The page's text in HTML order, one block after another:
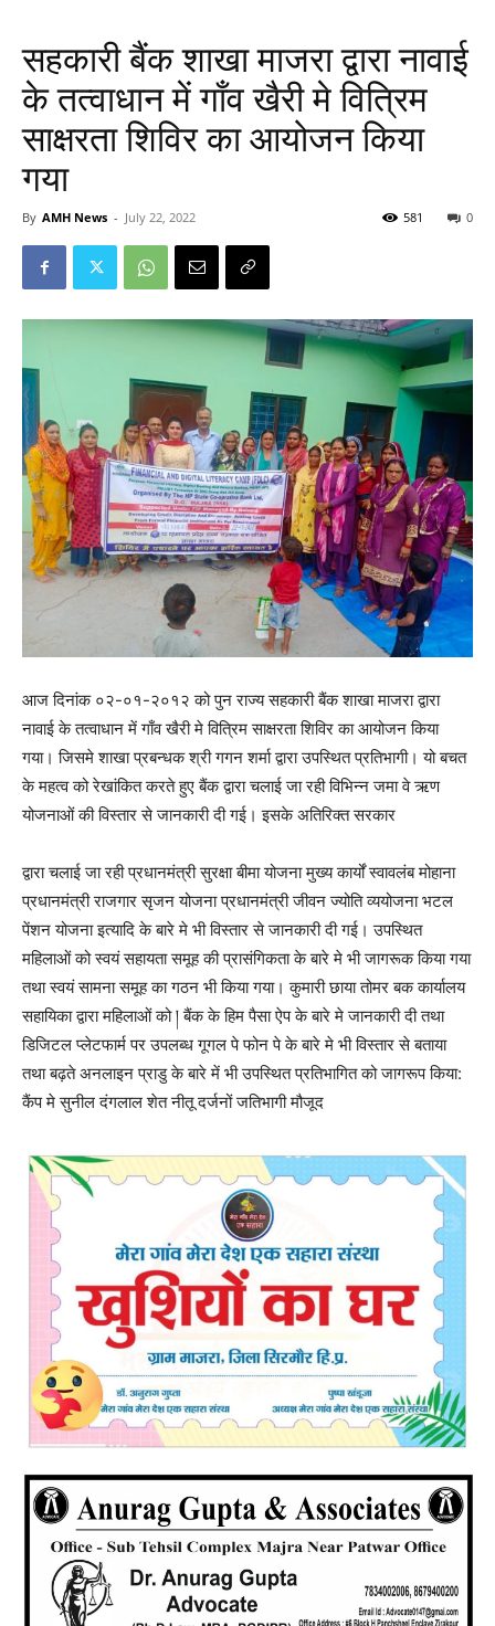
सहकारी बैंक शाखा माजरा द्वारा नावाई
के तत्वाधान में गाँव खैरी मे वित्रिम
साक्षरता शिविर का आयोजन किया
गया
By AMH News - July 22, 2022 0
581
आज दिनांक ०२-०१-२०१२ को पुन राज्य सहकारी बैंक शाखा माजरा द्वारा
नावाई के तत्वाधान में गाँव खैरी मे वित्रिम साक्षरता शिविर का आयोजन किया
गया। जिसमे शाखा प्रबन्धक श्री गगन शर्मा द्वारा उपस्थित प्रतिभागी। यो बचत
के महत्व को रेखांकित करते हुए बैंक द्वारा चलाई जा रही विभिन्न जमा वे ऋण
योजनाओं की विस्तार से जानकारी दी गई। इसके अतिरिक्त सरकार
द्वारा चलाई जा रही प्रधानमंत्री सुरक्षा बीमा योजना मुख्य कार्यों स्वावलंब मोहाना
प्रधानमंत्री राजगार सृजन योजना प्रधानमंत्री जीवन ज्योति व्ययोजना भटल
पेंशन योजना इत्यादि के बारे मे भी विस्तार से जानकारी दी गई। उपस्थित
महिलाओं को स्वयं सहायता समूह की प्रासंगिकता के बारे मे भी जागरूक किया गया
तथा स्वयं सामना समूह का गठन भी किया गया। कुमारी छाया तोमर बक कार्यालय
सहायिका द्वारा महिलाओं को ། बैंक के हिम पैसा ऐप के बारे मे जानकारी दी तथा
डिजिटल प्लेटफार्म पर उपलब्ध गूगल पे फोन पे के बारे मे भी विस्तार से बताया
तथा बढ़ते अनलाइन प्राडु के बारे में भी उपस्थित प्रतिभागित को जागरूप किया:
कैंप मे सुनील दंगलाल शेत नीतू दर्जनों जतिभागी मौजूद